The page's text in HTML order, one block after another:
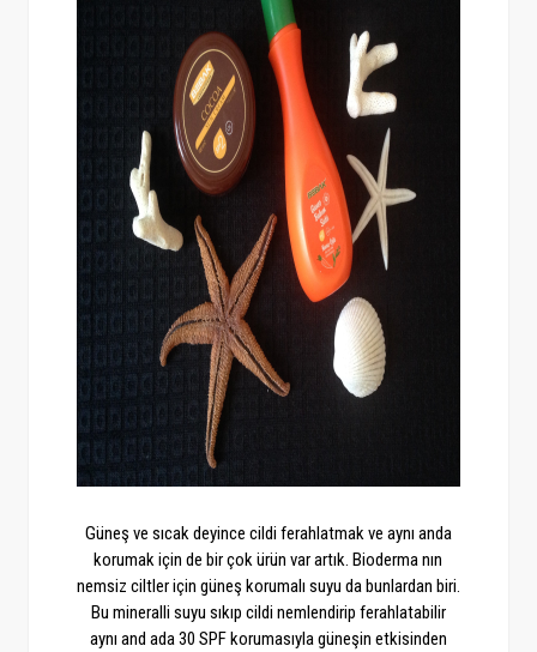
Güneş ve sıcak deyince cildi ferahlatmak ve aynı anda
korumak için de bir çok ürün var artık. Bioderma nın
nemsiz ciltler için güneş korumalı suyu da bunlardan biri.
Bu mineralli suyu sıkıp cildi nemlendirip ferahlatabilir
aynı and ada 30 SPF korumasıyla güneşin etkisinden